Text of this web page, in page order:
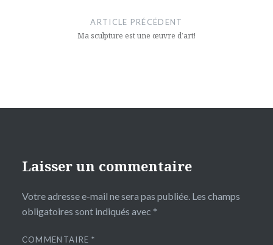
ARTICLE PRÉCÉDENT
Ma sculpture est une œuvre d’art!
Laisser un commentaire
Votre adresse e-mail ne sera pas publiée. Les champs
obligatoires sont indiqués avec *
COMMENTAIRE*